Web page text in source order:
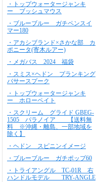
・トップウォータージャンキ
ー ブッシュマウス
・ブルーブルー ガチペンスイ
マー180
・アカシブランド×さかな部 カ
ポニータ(寄木ルアー)
・メガバス 2024 福袋
・スミス×ヘドン プランキング
バサースプーク
・トップウォータージャンキ
ー ホローペイト
・スクリーム グライド GBEG-
1505 パラノイア 【送料無
料 ※沖縄・離島、一部地域を
除く】
・ヘドン スピニンイメージ
・ブルーブルー ガチポップ60
・トライアングル TC-01R 右
ハンドルモデル TRY-ANGLE